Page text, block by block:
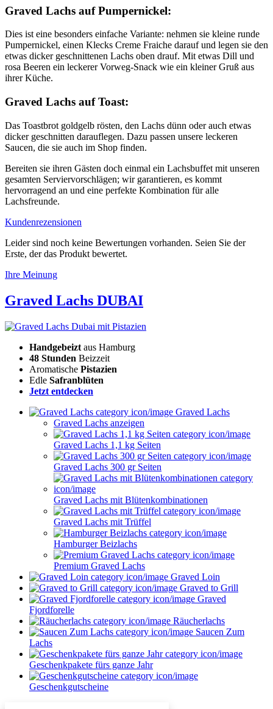
Graved Lachs auf Pumpernickel:
Dies ist eine besonders einfache Variante: nehmen sie kleine runde
Pumpernickel, einen Klecks Creme Fraiche darauf und legen sie den
etwas dicker geschnittenen Lachs oben drauf. Mit etwas Dill und
rosa Beeren ein leckerer Vorweg-Snack wie ein kleiner Gruß aus
ihrer Küche.
Graved Lachs auf Toast:
Das Toastbrot goldgelb rösten, den Lachs dünn oder auch etwas
dicker geschnitten darauflegen. Dazu passen unsere leckeren
Saucen, die sie auch im Shop finden.
Bereiten sie ihren Gästen doch einmal ein Lachsbuffet mit unseren
gesamten Serviervorschlägen; wir garantieren, es kommt
hervorragend an und eine perfekte Kombination für alle
Lachsfreunde.
Kundenrezensionen
Leider sind noch keine Bewertungen vorhanden. Seien Sie der
Erste, der das Produkt bewertet.
Ihre Meinung
Graved Lachs DUBAI
Handgebeizt aus Hamburg
48 Stunden Beizzeit
Aromatische Pistazien
Edle Safranblüten
Jetzt entdecken
Graved Lachs
Graved Lachs anzeigen
Graved Lachs 1,1 kg Seiten
Graved Lachs 300 gr Seiten
Graved Lachs mit Blütenkombinationen
Graved Lachs mit Trüffel
Hamburger Beizlachs
Premium Graved Lachs
Graved Loin
Graved to Grill
Graved
Fjordforelle
Räucherlachs
Saucen Zum
Lachs
Geschenkpakete fürs ganze Jahr
Geschenkgutscheine